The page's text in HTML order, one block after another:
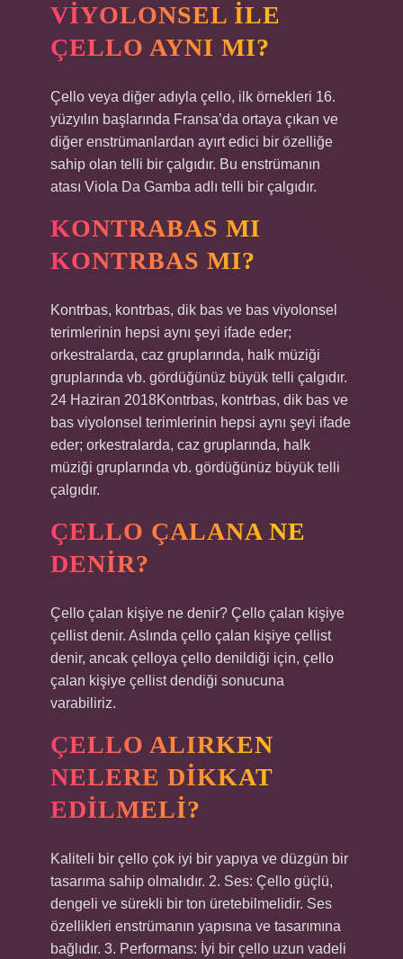
VIYOLONSEL ILE
ÇELLO AYNI MI?
Çello veya diğer adıyla çello, ilk örnekleri 16.
yüzyılın başlarında Fransa’da ortaya çıkan ve
diğer enstrümanlardan ayırt edici bir özelliğe
sahip olan telli bir çalgıdır. Bu enstrümanın
atası Viola Da Gamba adlı telli bir çalgıdır.
KONTRABAS MI
KONTRBAS MI?
Kontrbas, kontrbas, dik bas ve bas viyolonsel
terimlerinin hepsi aynı şeyi ifade eder;
orkestralarda, caz gruplarında, halk müziği
gruplarında vb. gördüğünüz büyük telli çalgıdır.
24 Haziran 2018Kontrbas, kontrbas, dik bas ve
bas viyolonsel terimlerinin hepsi aynı şeyi ifade
eder; orkestralarda, caz gruplarında, halk
müziği gruplarında vb. gördüğünüz büyük telli
çalgıdır.
ÇELLO ÇALANA NE
DENIR?
Çello çalan kişiye ne denir? Çello çalan kişiye
çellist denir. Aslında çello çalan kişiye çellist
denir, ancak çelloya çello denildiği için, çello
çalan kişiye çellist dendiği sonucuna
varabiliriz.
ÇELLO ALIRKEN
NELERE DIKKAT
EDILMELI?
Kaliteli bir çello çok iyi bir yapıya ve düzgün bir
tasarıma sahip olmalıdır. 2. Ses: Çello güçlü,
dengeli ve sürekli bir ton üretebilmelidir. Ses
özellikleri enstrümanın yapısına ve tasarımına
bağlıdır. 3. Performans: İyi bir çello uzun vadeli